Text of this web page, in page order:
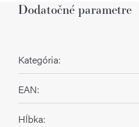
Dodatočné parametre
Kategória:
EAN:
Hĺbka: